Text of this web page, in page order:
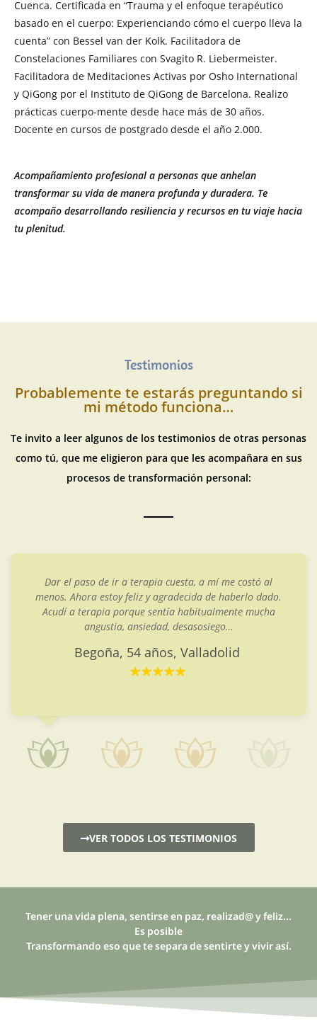
Cuenca. Certificada en “Trauma y el enfoque terapéutico
basado en el cuerpo: Experienciando cómo el cuerpo lleva la
cuenta” con Bessel van der Kolk. Facilitadora de
Constelaciones Familiares con Svagito R. Liebermeister.
Facilitadora de Meditaciones Activas por Osho International
y QiGong por el Instituto de QiGong de Barcelona. Realizo
prácticas cuerpo-mente desde hace más de 30 años.
Docente en cursos de postgrado desde el año 2.000.
Acompañamiento profesional a personas que anhelan
transformar su vida de manera profunda y duradera. Te
acompaño desarrollando resiliencia y recursos en tu viaje hacia
tu plenitud.
Testimonios
Probablemente te estarás preguntando si
mi método funciona…
Te invito a leer algunos de los testimonios de otras personas
como tú, que me eligieron para que les acompañara en sus
procesos de transformación personal:
Dar el paso de ir a terapia cuesta, a mí me costó al
menos. Ahora estoy feliz y agradecida de haberlo dado.
Acudí a terapia porque sentía habitualmente mucha
angustia, ansiedad, desasosiego…
Begoña, 54 años, Valladolid
VER TODOS LOS TESTIMONIOS
Tener una vida plena, sentirse en paz, realizad@ y feliz...
Es posible
Transformando eso que te separa de sentirte y vivir así.